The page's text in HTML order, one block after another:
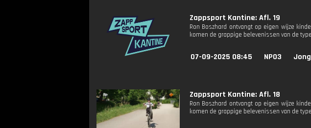
Zappsport Kantine: Afl. 19
Ron Boszhard ontvangt op eigen wijze
komen de grappige belevenissen van de
07-09-2025 08:45 NPO3
Zappsport Kantine: Afl. 18
Ron Boszhard ontvangt op eigen wijze
komen de grappige belevenissen van de